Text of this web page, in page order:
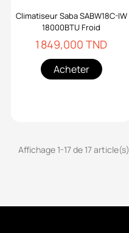
Climatiseur Saba SABW18C-IW
18000BTU Froid
1 849,000 TND
Acheter
Affichage 1-17 de 17 article(s)